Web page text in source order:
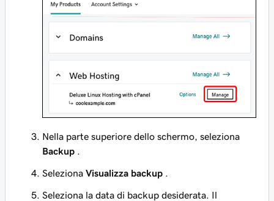
Nella parte superiore dello schermo, seleziona
Backup
Seleziona Visualizza backup
Seleziona la data di backup desiderata. Il